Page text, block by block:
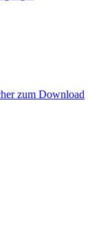
zum Download